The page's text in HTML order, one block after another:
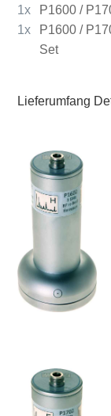
1x
P1600 /
1x
P1600 /
Set
Lieferumfang